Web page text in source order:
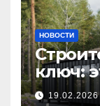
НОВОСТИ
ключ:
19.02.2026